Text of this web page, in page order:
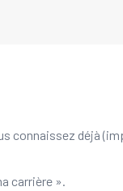
connaissez déjà
carrière ».